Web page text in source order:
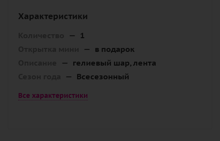
Характеристики
— 1
— в подарок
— гелиевый шар, лента
— Всесезонный
Все характеристики